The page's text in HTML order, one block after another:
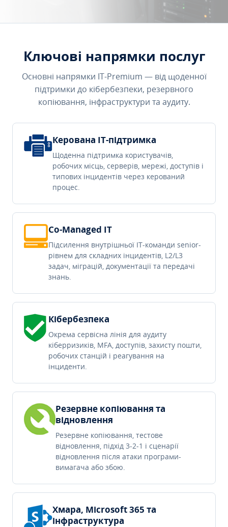
Ключові напрямки послуг
Основні напрямки IT-Premium — від щоденної
підтримки до кібербезпеки, резервного
копіювання, інфраструктури та аудиту.
Керована IT-підтримка
Щоденна підтримка користувачів,
робочих місць, серверів, мережі, доступів і
типових інцидентів через керований
процес.
Co-Managed IT
Підсилення внутрішньої IT-команди senior-
рівнем для складних інцидентів, L2/L3
задач, міграцій, документації та передачі
знань.
Кібербезпека
Окрема сервісна лінія для аудиту
кіберризиків, MFA, доступів, захисту пошти,
робочих станцій і реагування на
інциденти.
Резервне копіювання та
відновлення
Резервне копіювання, тестове
відновлення, підхід 3-2-1 і сценарії
відновлення після атаки програми-
вимагача або збою.
Хмара, Microsoft 365 та
інфраструктура